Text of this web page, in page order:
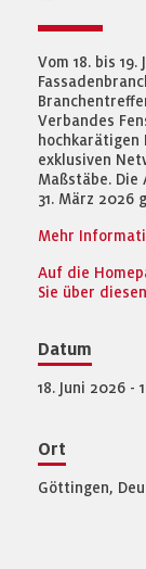
Vom 18. bis
Verbandes
hochkarätigen
exklusiven
Maßstäbe.
31. März 2026
Mehr
Auf die
Sie über
Datum
18. Juni 2026 -
Ort
Göttingen,